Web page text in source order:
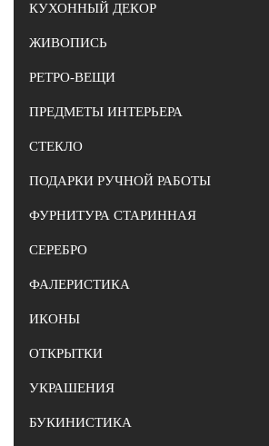
КУХОННЫЙ ДЕКОР
ЖИВОПИСЬ
РЕТРО-ВЕЩИ
ПРЕДМЕТЫ ИНТЕРЬЕРА
СТЕКЛО
ПОДАРКИ РУЧНОЙ РАБОТЫ
ФУРНИТУРА СТАРИННАЯ
СЕРЕБРО
ФАЛЕРИСТИКА
ИКОНЫ
ОТКРЫТКИ
УКРАШЕНИЯ
БУКИНИСТИКА